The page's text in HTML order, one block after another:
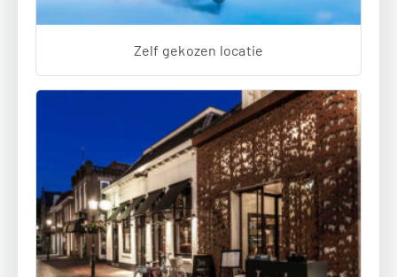
Zelf gekozen locatie